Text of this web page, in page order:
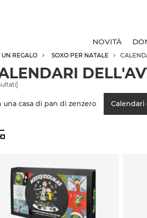
NOVITÀ
UN REGALO SOXO PER NATALE
una casa di pan di zenzero